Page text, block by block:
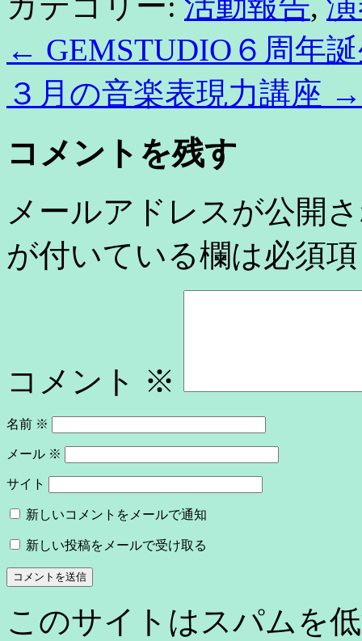
← GEMSTUDIO６周年
３月の音楽表現力講座 →
コメントを残す
メールアドレスが公開
が付いている欄は必須
コメント ※
名前 ※
メール ※
サイト
新しいコメントをメールで通知
新しい投稿をメールで受け取る
このサイトはスパムを